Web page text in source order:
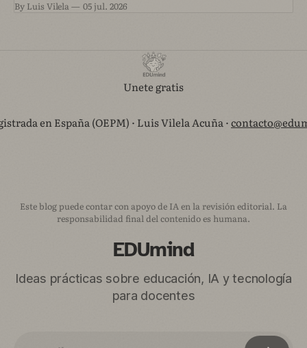
proyecto que está en marcha ahora. Una convocatoria de
By Luis Vilela 05 jul. 2026
Unete gratis
en España (OEPM) · Luis Vilela Acuña ·
Este blog puede contar con apoyo de IA en la revisión editorial. La
responsabilidad final del contenido es humana.
EDUmind
Ideas prácticas sobre educación, IA y tecnología
para docentes